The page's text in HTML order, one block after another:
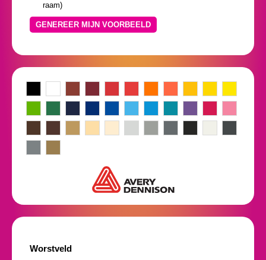
raam)
GENEREER MIJN VOORBEELD
Worstveld